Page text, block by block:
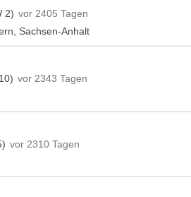
2) vor 2405 Tagen
Sachsen-Anhalt
vor 2343 Tagen
vor 2310 Tagen